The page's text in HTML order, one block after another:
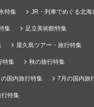
特集 JR・列車でめぐる北海
集 足立美術館特集
屋久島ツアー・旅行特集
特集 秋の旅行特集
国内旅行特集 7月の国内旅
行特集